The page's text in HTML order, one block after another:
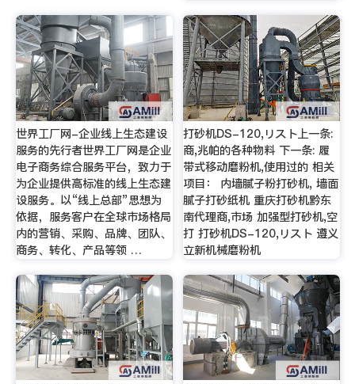
世界工厂网-企业线上生态建设
服务的先行者世界工厂网是企业
电子商务综合服务平台，致力于
为企业提供高标准的线上生态建
设服务。以“线上总部”思想为
依据，服务客户在全球市场格局
内的营销、采购、品牌、团队、
商务、转化、产品等领 …
打砂机DS-120,リスト上一条:
商,兆帕的各种物料 下一条: 履
带式移动磨粉机,使用过的 相关
项目： 内墙腻子粉打砂机, 墙面
腻子打砂纸机 重庆打砂机黔东
南代理商,市场 加强型打砂机,空
打 打砂机DS-120,リスト 遵义
立新机械磨粉机